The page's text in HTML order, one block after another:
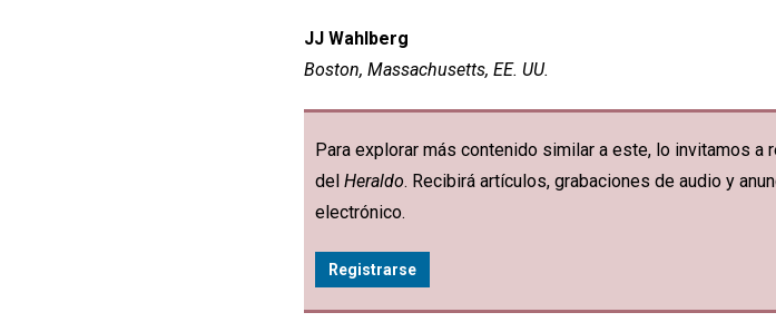
JJ Wahlberg
Boston, Massachusetts, EE. UU.
Para explorar más contenido similar a este, lo invitamos
del Heraldo. Recibirá artículos, grabaciones de audio y
electrónico.
Registrarse